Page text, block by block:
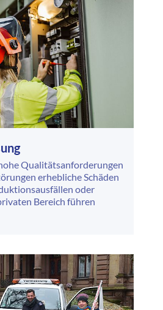
Qualitätsanforderungen
erhebliche Schäden
oder
Bereich führen